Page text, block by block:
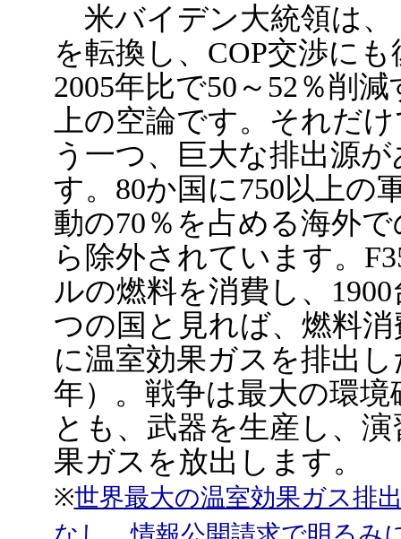
米バイデン大統領は、
を転換し、COP交渉に
2005年比で50～52％削
上の空論です。それだ
う一つ、巨大な排出源
す。80か国に750以上の
動の70％を占める海外
ら除外されています。
ルの燃料を消費し、
つの国と見れば、燃料
に温室効果ガスを排出
年）。戦争は最大の環
とも、武器を生産し、
果ガスを放出します。
※世界最大の温室効果ガス排